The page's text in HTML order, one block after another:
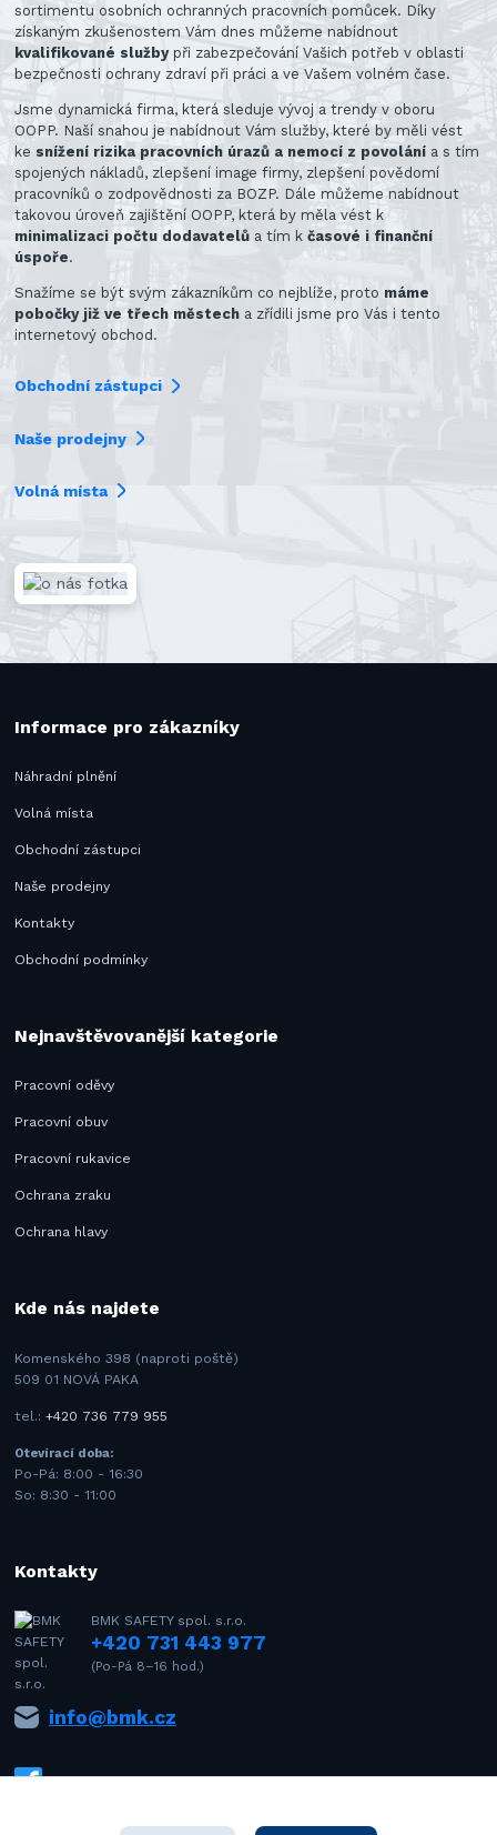
sortimentu osobních ochranných pracovních pomůcek. Díky
získaným zkušenostem Vám dnes můžeme nabídnout
kvalifikované službypři zabezpečování Vašich potřeb v oblasti
bezpečnosti ochrany zdraví při práci a ve Vašem volném čase.
Jsme dynamická firma, která sleduje vývoj a trendy v oboru
OOPP. Naší snahou je nabídnout Vám služby, které by měli vést
ke snížení rizika pracovních úrazů a nemocí z povolání a s tím
spojených nákladů, zlepšení image firmy, zlepšení povědomí
pracovníků o zodpovědnosti za BOZP. Dále můžeme nabídnout
takovou úroveň zajištění OOPP, která by měla vést k
minimalizaci počtu dodavatelů a tím kčasové i finanční
úspoře.
Snažíme se být svým zákazníkům co nejblíže, proto máme
pobočky již ve třech městech a zřídili jsme pro Vás i tento
internetový obchod.
Obchodní zástupci
Naše prodejny
Volná místa
Informace pro zákazníky
Náhradní plnění
Volná místa
Obchodní zástupci
Naše prodejny
Kontakty
Obchodní podmínky
Nejnavštěvovanější kategorie
Pracovní oděvy
Pracovní obuv
Pracovní rukavice
Ochrana zraku
Ochrana hlavy
Kde nás najdete
Komenského 398 (naproti poště)
509 01 NOVÁ PAKA
tel.:+420 736 779 955
Otevírací doba:
Po-Pá: 8:00 - 16:30
So: 8:30 - 11:00
Kontakty
BMK SAFETY spol. s.r.o.
+420 731 443 977
(Po-Pá 8–16 hod.)
info@bmk.cz